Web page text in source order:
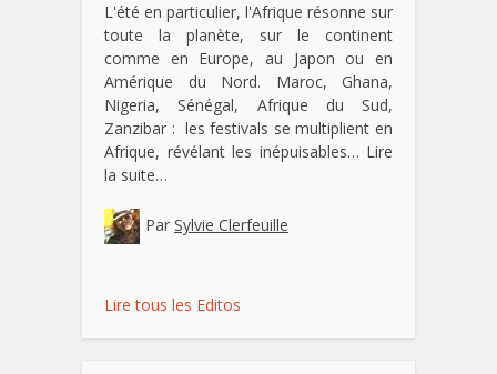
L'été en particulier, l'Afrique résonne sur
toute la planète, sur le continent
comme en Europe, au Japon ou en
Amérique du Nord. Maroc, Ghana,
Nigeria, Sénégal, Afrique du Sud,
Zanzibar : les festivals se multiplient en
Afrique, révélant les inépuisables… Lire
la suite…
Par Sylvie Clerfeuille
Lire tous les Editos